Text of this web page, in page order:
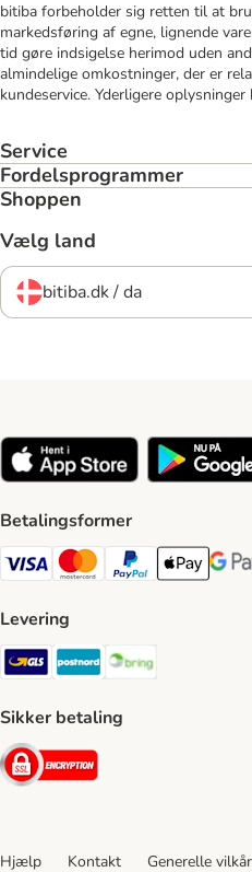
bitiba forbeholder sig retten til at
markedsføring af egne, lignende
tid gøre indsigelse herimod uden
almindelige omkostninger, der er
kundeservice. Yderligere
Service
Fordelsprogrammer
Shoppen
Vælg land
bitiba.dk / da
Betalingsformer
VISA Payment Method
Mastercard Payment Method
Paypal Payment
Apple Pay
Levering
GLS Shipping Method
Postnord Shipping
Sikker betaling
Security
Hjælp Kontakt Generelle vilkår